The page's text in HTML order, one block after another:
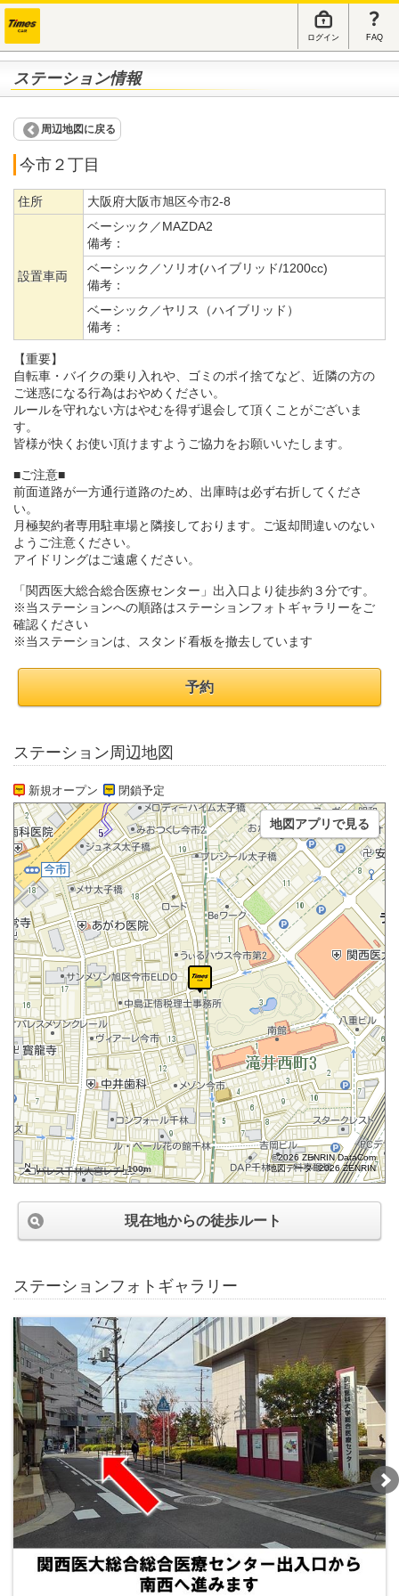
ログイン FAQ
ステーション情報
周辺地図に戻る
今市２丁目
住所 大阪府大阪市旭区今市2-8
設置車両
ベーシック／MAZDA2
備考：
ベーシック／ソリオ(ハイブリッド/1200cc)
備考：
ベーシック／ヤリス（ハイブリッド）
備考：
【重要】
自転車・バイクの乗り入れや、ゴミのポイ捨てなど、近隣の方の
ご迷惑になる行為はおやめください。
ルールを守れない方はやむを得ず退会して頂くことがございま
す。
皆様が快くお使い頂けますようご協力をお願いいたします。
■ご注意■
前面道路が一方通行道路のため、出庫時は必ず右折してくださ
い。
月極契約者専用駐車場と隣接しております。ご返却間違いのない
ようご注意ください。
アイドリングはご遠慮ください。
「関西医大総合総合医療センター」出入口より徒歩約３分です。
※当ステーションへの順路はステーションフォトギャラリーをご
確認ください
※当ステーションは、スタンド看板を撤去しています
予約
ステーション周辺地図
新規オープン 閉鎖予定
100m
©2026 ZENRIN DataCom
地図データ©2026 ZENRIN
地図アプリで見る
現在地からの徒歩ルート
ステーションフォトギャラリー